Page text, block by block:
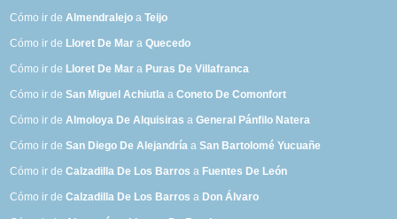
Cómo ir deAlmendralejo aTeijo
Cómo ir de Lloret De Mar aQuecedo
Cómo ir de Lloret De Mar a Puras De Villafranca
Cómo ir deSan Miguel Achiutla aConeto De Comonfort
Cómo ir deAlmoloya De Alquisiras aGeneral Pánfilo Natera
Cómo ir deSan Diego De Alejandría aSan Bartolomé Yucuañe
Cómo ir deCalzadilla De Los Barros a Fuentes De León
Cómo ir deCalzadilla De Los Barros a Don Álvaro